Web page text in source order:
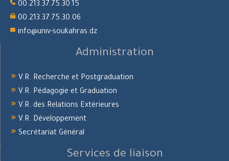
00.213.37.75.30.15
00.213.37.75.30.06
info@univ-soukahras.dz
Administration
V.R. Recherche et Postgraduation
V.R. Pédagogie et Graduation
V.R. des Relations Extérieures
V.R. Développement
Secrétariat Général
Services de liaison